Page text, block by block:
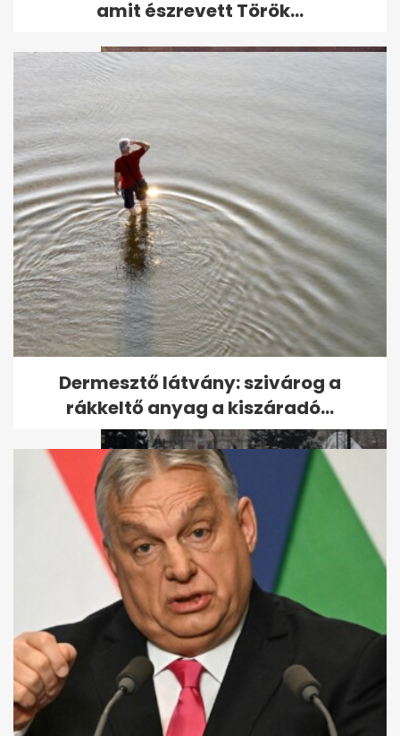
Videón az első idei hóesés
Ötven hókotró takarítja
folyamatosan Budapest
úthálózatát
amit észrevett Török...
Dermesztő látvány: szivárog a
rákkeltő anyag a kiszáradó...